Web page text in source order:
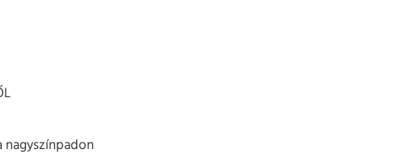
nagyszínpadon